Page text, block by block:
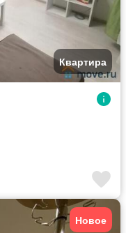
Квартира
Новое